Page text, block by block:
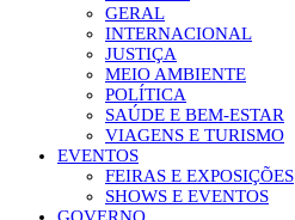
GERAL
INTERNACIONAL
JUSTIÇA
MEIO AMBIENTE
POLÍTICA
SAÚDE E BEM-ESTAR
VIAGENS E TURISMO
EVENTOS
FEIRAS E EXPOSIÇÕES
SHOWS E EVENTOS